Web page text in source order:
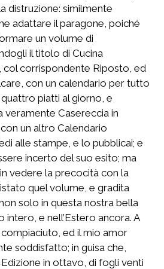
distruzione: similmente
adattare il paragone, poiché
un volume di
il titolo di Cucina
col corrispondente Riposto, ed
con un calendario per tutto
piatti al giorno, e
veramente Casereccia in
un altro Calendario
alle stampe, e lo pubblicai; e
incerto del suo esito; ma
vedere la precocità con la
quel volume, e gradita
solo in questa nostra bella
intero, e nell’Estero ancora. A
ed il mio amor
soddisfatto; in guisa che,
in ottavo, di fogli venti